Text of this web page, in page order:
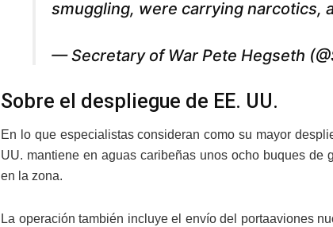
smuggling, were carrying narcotics,
— Secretary of War Pete Hegseth
Sobre el despliegue de EE. UU.
En lo que especialistas consideran como su mayor
UU. mantiene en aguas caribeñas unos ocho buques de
en la zona.
La operación también incluye el envío del portaaviones